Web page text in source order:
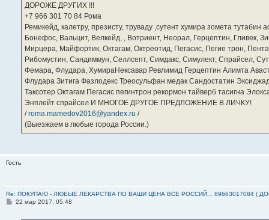
ДОРОЖЕ ДРУГИХ !!!
‪+7 966 301 70 84‬ Рома
Ремикейд, калетру, презисту, труваду ,сутент хумира зомета
Бонефос, Вальцит, Велкейд, , Вотриент, Неорал, Герцептин, Гливек,
Мирцера, Майфортик, Октагам, Октреотид, Пегасис, Пегие трон,
Рибомустин, Сандиммун, Селлсепт, Симдакс, Симулект, Спрайсел,
Фемара, Флудара, ХумираНексавар Ревлимид Герцептин Алимта
Флудара Зитига Фазлодекс Треосульфан медак Сандостатин
Таксотер Октагам Пегасис пегинтрон рекормон тайверб тасигна
Энплейт спрайсел И МНОГОЕ ДРУГОЕ ПРЕДЛОЖЕНИЕ В ЛИЧКУ!
/roma.mamedov2016@yandex.ru /
(Выезжаем в любые города России.)
Гость
Re: ПОКУПАЮ - ЛЮБЫЕ ЛЕКАРСТВА ПО ВАШИ ЦЕНА ВСЕ РОССИЙ... 89663017084 (
С22 мар 2017, 05:48